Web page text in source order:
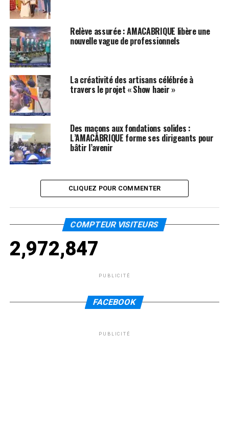
Relève assurée : AMACABRIQUE libère une
nouvelle vague de professionnels
La créativité des artisans célébrée à
travers le projet « Show haeir »
Des maçons aux fondations solides :
L’AMACABRIQUE forme ses dirigeants pour
bâtir l’avenir
CLIQUEZ POUR COMMENTER
COMPTEUR VISITEURS
2,972,847
PUBLICITÉ
FACEBOOK
PUBLICITÉ